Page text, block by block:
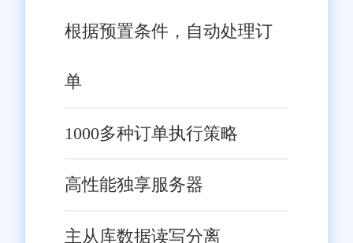
根据预置条件，自动处理订
单
1000多种订单执行策略
高性能独享服务器
主从库数据读写分离